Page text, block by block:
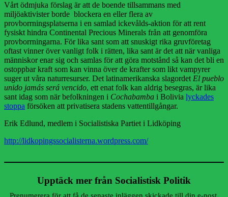
Vårt ödmjuka förslag är att de boende tillsammans med
miljöaktivister borde blockera en eller flera av
provborrningsplatserna i en samlad ickevålds-aktion för att rent
fysiskt hindra Continental Precious Minerals från att genomföra
provborrningarna. För lika sant som att snuskigt rika gruvföretag
oftast vinner över vanligt folk i rätten, lika sant är det att när vanliga
människor enar sig och samlas för att göra motstånd så kan det bli en
ostoppbar kraft som kan vinna över de krafter som likt vampyrer
suger ut våra naturresurser. Det latinamerikanska slagordet El pueblo
unido jamás será vencido, ett enat folk kan aldrig besegras, är lika
sant idag som när befolkningen i Cochabamba i Bolivia lyckades
stoppa försöken att privatisera stadens vattentillgångar.
Erik Edlund, medlem i Socialistiska Partiet i Lidköping
http://lidkopingssocialisterna.wordpress.com/
Upptäck mer från Socialistisk Politik